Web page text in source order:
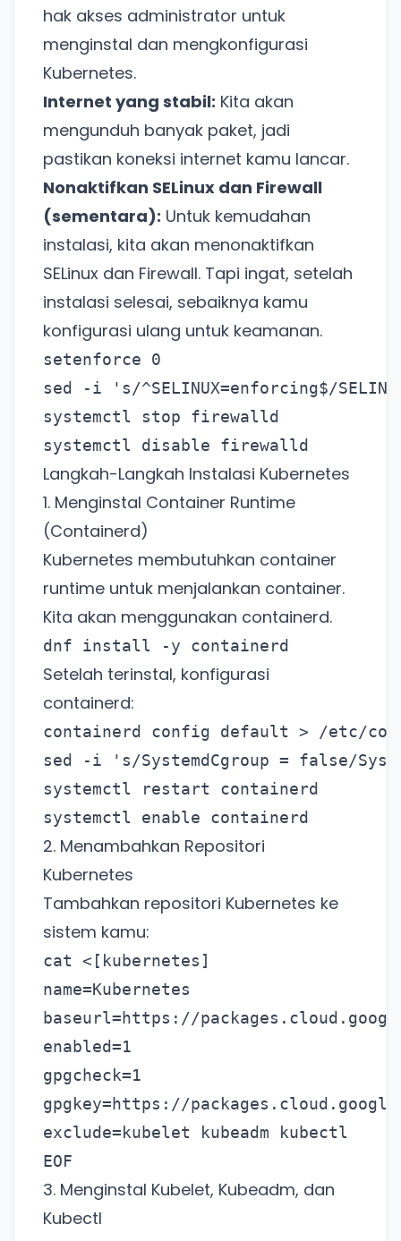
hak akses administrator untuk
menginstal dan mengkonfigurasi
Kubernetes.
Internet yang stabil: Kita akan
mengunduh banyak paket, jadi
pastikan koneksi internet kamu lancar.
Nonaktifkan SELinux dan Firewall
(sementara): Untuk kemudahan
instalasi, kita akan menonaktifkan
SELinux dan Firewall. Tapi ingat, setelah
instalasi selesai, sebaiknya kamu
konfigurasi ulang untuk keamanan.
setenforce 0
sed -i 's/^SELINUX=enforcing$/
systemctl stop firewalld
systemctl disable firewalld
Langkah-Langkah Instalasi Kubernetes
1. Menginstal Container Runtime
(Containerd)
Kubernetes membutuhkan container
runtime untuk menjalankan container.
Kita akan menggunakan containerd.
dnf install -y containerd
Setelah terinstal, konfigurasi
containerd:
containerd config default > /etc/
sed -i 's/SystemdCgroup = false/
systemctl restart containerd
systemctl enable containerd
2. Menambahkan Repositori
Kubernetes
Tambahkan repositori Kubernetes ke
sistem kamu:
cat < [kubernetes]
name=Kubernetes
baseurl=https://
enabled=1
gpgcheck=1
gpgkey=https://
exclude=kubelet kubeadm kubectl
EOF
3. Menginstal Kubelet, Kubeadm, dan
Kubectl